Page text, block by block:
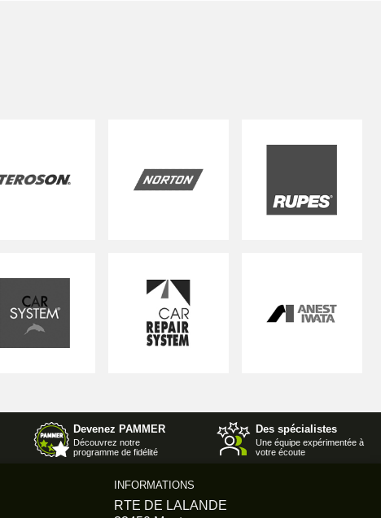
Devenez PAMMER
Découvrez notre
programme de fidélité
Des spécialistes
Une équipe expérimentée à
votre écoute
INFORMATIONS
RTE DE LALANDE